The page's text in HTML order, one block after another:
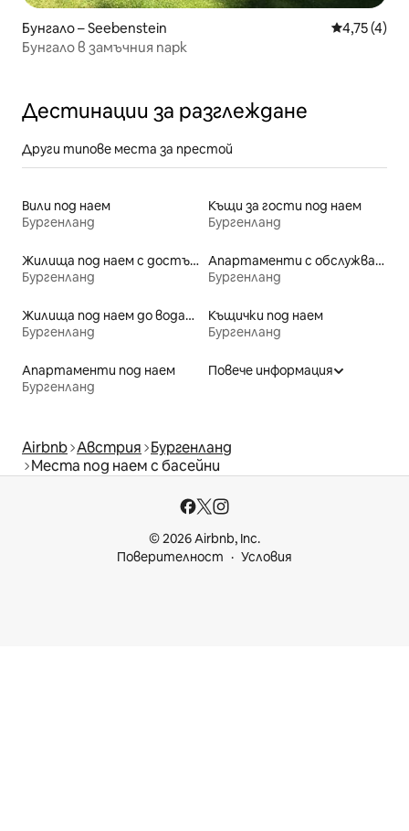
Бунгало – Seebenstein Средна
4,75 (4)
Бунгало в замъчния парк
Дестинации за разглеждане
Други типове места за престой
Вили под наем
Бургенланд
Къщи за гости под наем
Бургенланд
Жилища под наем с достъп до езеро
Бургенланд
Апартаменти с обслужване под наем
Бургенланд
Жилища под наем до водата
Бургенланд
Къщички под наем
Бургенланд
Апартаменти под наем
Бургенланд
Повече информация
Airbnb Австрия Бургенланд
Места под наем с басейни
© 2026 Airbnb, Inc.
Поверителност
Условия